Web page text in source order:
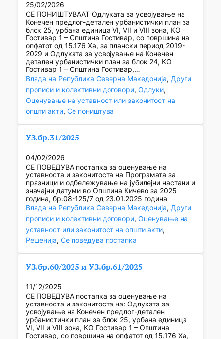
25/02/2026
СЕ ПОНИШТУВААТ Одлуката за усвојување на
Конечен предлог-детален урбанистички план за
блок 25, урбана единица VI, VII и VIII зона, КО
Гостивар 1 – Општина Гостивар, со површина на
опфатот од 15.176 Ха, за плански период 2019-
2029 и Одлуката за усвојување на Конечен
детален урбанистички план за блок 24, КО
Гостивар 1 – Општина Гостивар,…
Влада на Република Северна Македонија, Други
прописи и колективни договори, Одлуки
Оценување на уставност или законитост на
општи акти, Се поништува
УЗ.бр.31/2025
04/02/2026
СЕ ПОВЕДУВА постапка за оценување на
уставноста и законитоста на Програмата за
празници и одбележување на јубилејни настани и
значајни датуми во Општина Кичево за 2025
година, бр.08-125/7 од 23.01.2025 година
Влада на Република Северна Македонија, Други
прописи и колективни договори, Оценување на
уставност или законитост на општи акти
Решенија, Се поведува постапка
УЗ.бр.60/2025 и УЗ.бр.61/2025
11/12/2025
СЕ ПОВЕДУВА постапка за оценување на
уставноста и законитоста на: Одлуката за
усвојување на Конечен предлог-детален
урбанистички план за блок 25, урбана единица
VI, VII и VIII зона, КО Гостивар 1 – Општина
Гостивар, со површина на опфатот од 15.176 Ха,